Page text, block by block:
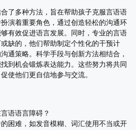
了多种方法，旨在帮助孩子克服言语语
演着重要角色，通过创造轻松的沟通环
有效促进语言发展。同时，专业的言语
缺的，他们帮助制定个性化的干预计
通策略。科学手段与创新方法相结合，
到机会锻炼表达能力。这些努力将共同
使他们更自信地参与交流。
语语言障碍？
困难，如发音模糊、词汇使用不当或开